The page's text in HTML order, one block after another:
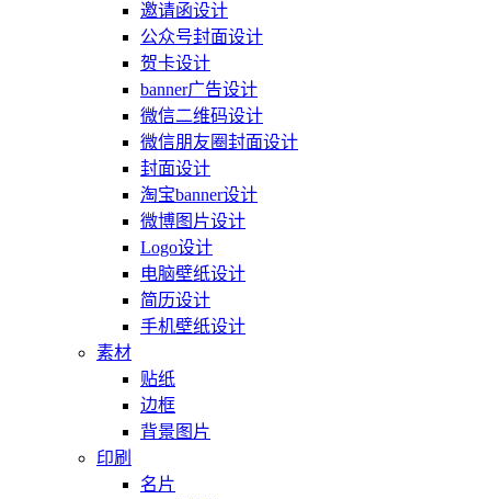
邀请函设计
公众号封面设计
贺卡设计
banner广告设计
微信二维码设计
微信朋友圈封面设计
封面设计
淘宝banner设计
微博图片设计
Logo设计
电脑壁纸设计
简历设计
手机壁纸设计
素材
贴纸
边框
背景图片
印刷
名片